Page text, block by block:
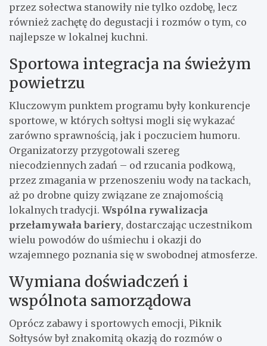
przez sołectwa stanowiły nie tylko ozdobę, lecz
również zachętę do degustacji i rozmów o tym, co
najlepsze w lokalnej kuchni.
Sportowa integracja na świeżym
powietrzu
Kluczowym punktem programu były konkurencje
sportowe, w których sołtysi mogli się wykazać
zarówno sprawnością, jak i poczuciem humoru.
Organizatorzy przygotowali szereg
niecodziennych zadań – od rzucania podkową,
przez zmagania w przenoszeniu wody na tackach,
aż po drobne quizy związane ze znajomością
lokalnych tradycji. Wspólna rywalizacja
przełamywała bariery, dostarczając uczestnikom
wielu powodów do uśmiechu i okazji do
wzajemnego poznania się w swobodnej atmosferze.
Wymiana doświadczeń i
wspólnota samorządowa
Oprócz zabawy i sportowych emocji, Piknik
Sołtysów był znakomitą okazją do rozmów o